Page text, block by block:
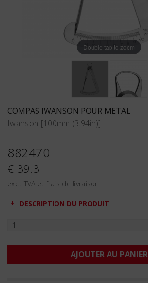
Double tap to zoom
COMPAS IWANSON POUR METAL
Iwanson [100mm (3.94in)]
882470
€ 39.3
excl. TVA et frais de livraison
DESCRIPTION DU PRODUIT
AJOUTER AU PANIER